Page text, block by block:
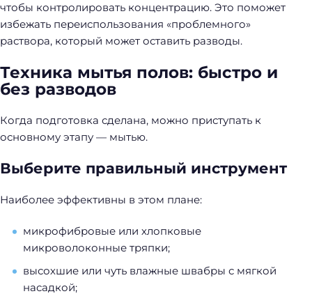
чтобы контролировать концентрацию. Это поможет
избежать переиспользования «проблемного»
раствора, который может оставить разводы.
Техника мытья полов: быстро и
без разводов
Когда подготовка сделана, можно приступать к
основному этапу — мытью.
Выберите правильный инструмент
Наиболее эффективны в этом плане:
микрофибровые или хлопковые
микроволоконные тряпки;
высохшие или чуть влажные швабры с мягкой
насадкой;